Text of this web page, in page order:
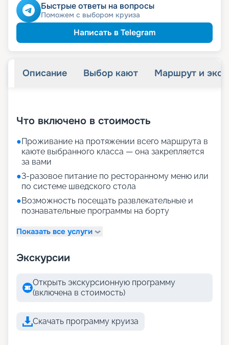
Быстрые ответы на вопросы
Поможем с выбором круиза
Написать в Telegram
Описание Выбор кают Маршрут и
Что включено в стоимость
●Проживание на протяжении всего маршрута в
каюте выбранного класса — она закрепляется
за вами
●3-разовое питание по ресторанному меню или
по системе шведского стола
●Возможность посещать развлекательные и
познавательные программы на борту
Показать все услуги
Экскурсии
Открыть экскурсионную программу
(включена в стоимость)
Скачать программу круиза